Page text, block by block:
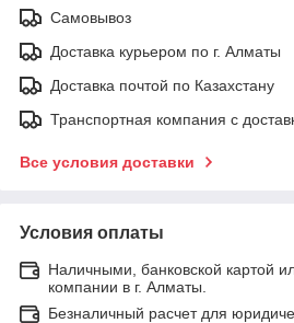
Самовывоз
Доставка курьером по г. Алматы
Доставка почтой по Казахстану
Транспортная компания с
Все условия доставки
Условия оплаты
Наличными, банковской картой
компании в г. Алматы.
Безналичный расчет для